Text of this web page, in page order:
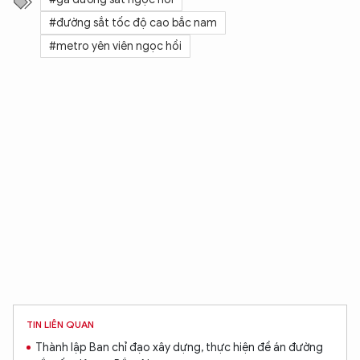
#đường sắt tốc độ cao bắc nam
#metro yên viên ngọc hồi
TIN LIÊN QUAN
Thành lập Ban chỉ đạo xây dựng, thực hiện đề án đường